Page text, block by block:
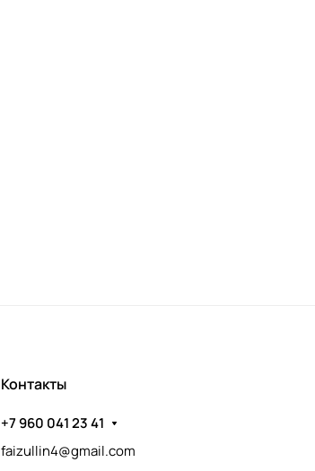
Контакты
+7 960 041 23 41
faizullin4@gmail.com